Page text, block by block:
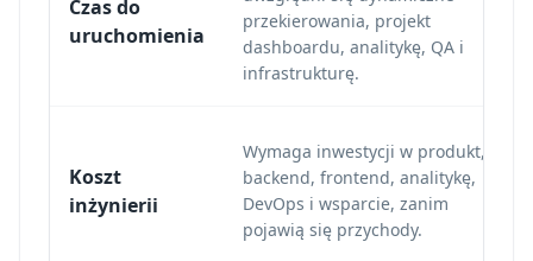
Czas do
uruchomienia
przekierowania, projekt
dashboardu, analitykę, QA i
infrastrukturę.
Koszt
inżynierii
Wymaga inwestycji w produkt,
backend, frontend, analitykę,
DevOps i wsparcie, zanim
pojawią się przychody.